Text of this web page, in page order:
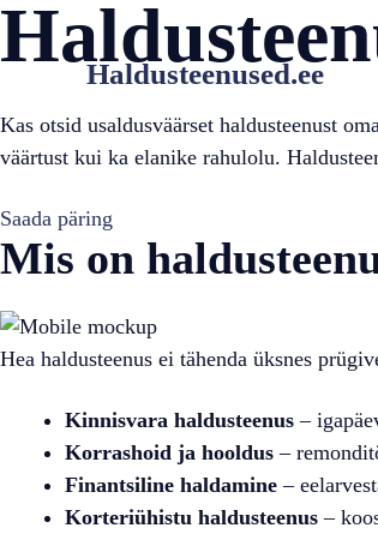
Skip
Haldusteenused.ee
Kas otsid usaldusväärset haldusteenust
väärtust kui ka elanike rahulolu.
Saada päring
Mis on
Hea haldusteenus ei tähenda üksnes
Kinnisvara haldusteenus –
Korrashoid ja hooldus –
Finantsiline haldamine –
Korteriühistu haldusteenus –